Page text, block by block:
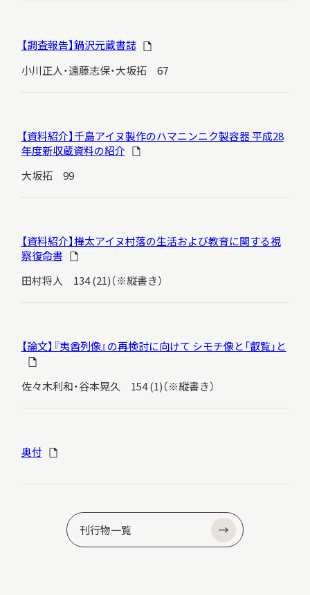
【調査報告】鍋沢元蔵書誌
小川正人・遠藤志保・大坂拓 67
【資料紹介】千島アイヌ製作のハマニンニク製容器 平成28
年度新収蔵資料の紹介
大坂拓 99
【資料紹介】樺太アイヌ村落の生活および教育に関する視
察復命書
田村将人 134 (21)（※縦書き）
【論文】『夷酋列像』の再検討に向けて シモチ像と「叡覧」と
佐々木利和・谷本晃久 154 (1)（※縦書き）
奥付
刊行物一覧